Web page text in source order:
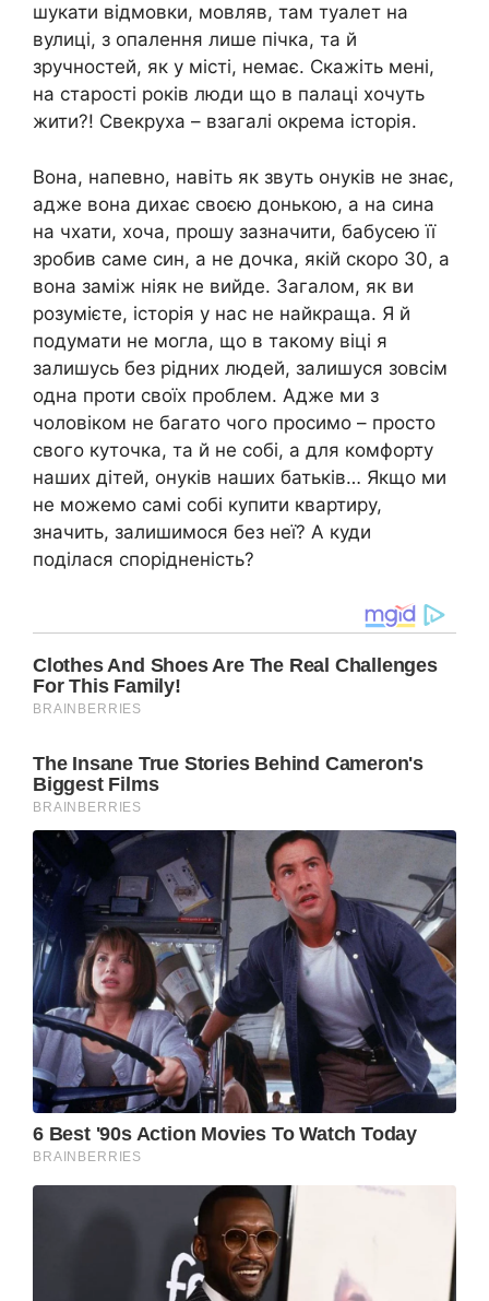
шукати відмовки, мовляв, там туалет на
вулиці, з опалення лише пічка, та й
зручностей, як у місті, немає. Скажіть мені,
на старості років люди що в палаці хочуть
жити?! Свекруха – взагалі окрема історія.
Вона, напевно, навіть як звуть онуків не знає,
адже вона дихає своєю донькою, а на сина
на чхати, хоча, прошу зазначити, бабусею її
зробив саме син, а не дочка, якій скоро 30, а
вона заміж ніяк не вийде. Загалом, як ви
розумієте, історія у нас не найкраща. Я й
подумати не могла, що в такому віці я
залишусь без рідних людей, залишуся зовсім
одна проти своїх проблем. Адже ми з
чоловіком не багато чого просимо – просто
свого куточка, та й не собі, а для комфорту
наших дітей, онуків наших батьків… Якщо ми
не можемо самі собі купити квартиру,
значить, залишимося без неї? А куди
поділася спорідненість?